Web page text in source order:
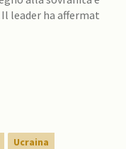
leader ha affermat
Ucraina